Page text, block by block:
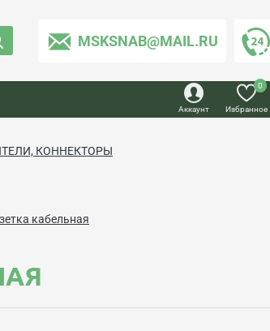
MSKSNAB@MAIL.RU
Аккаунт Избранное
0
КОННЕКТОРЫ
кабельная